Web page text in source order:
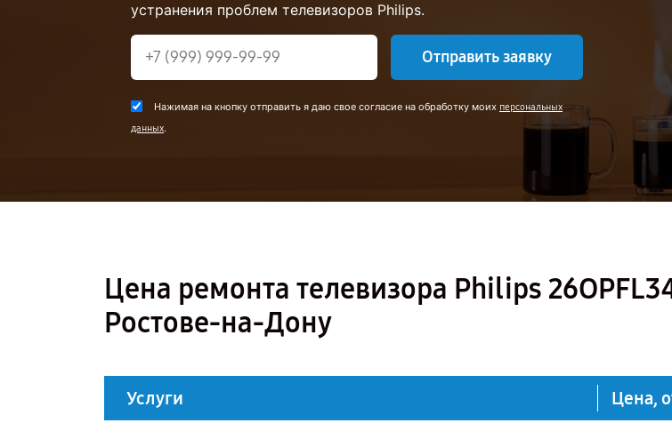
устранения проблем телевизоров Philips.
Отправить заявку
Нажимая на кнопку отправить я даю свое согласие на обработку моих персональных
данных.
Цена ремонта телевизора Philips
Ростове-на-Дону
Услуги Цена,